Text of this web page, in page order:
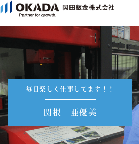
毎日楽しく仕事してます！！
関根 亜優美